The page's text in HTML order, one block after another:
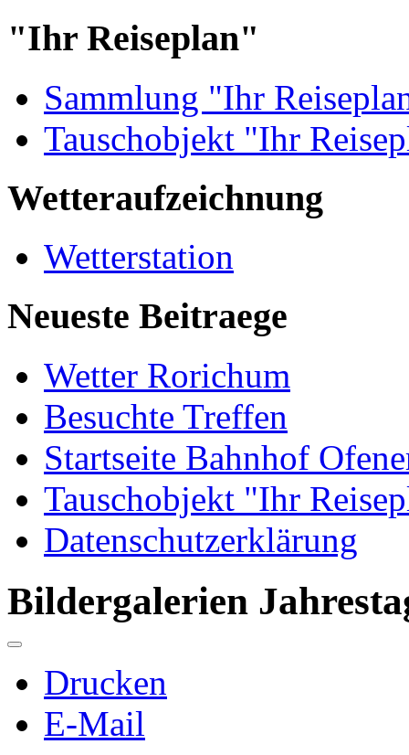
"Ihr Reiseplan"
Sammlung "Ihr
Tauschobjekt "Ihr
Wetteraufzeichnung
Wetterstation
Neueste Beitraege
Wetter Rorichum
Besuchte Treffen
Startseite Bahnhof
Tauschobjekt "Ihr
Datenschutzerklärung
Bildergalerien
Drucken
E-Mail